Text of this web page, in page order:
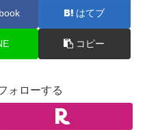
はてブ
コピー
ォローする